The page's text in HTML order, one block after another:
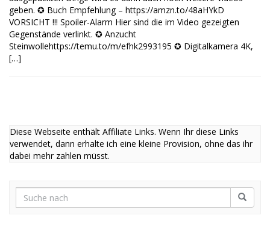
geben. ✪ Buch Empfehlung – https://amzn.to/48aHYkD
VORSICHT !!! Spoiler-Alarm Hier sind die im Video gezeigten
Gegenstände verlinkt. ✪ Anzucht
Steinwollehttps://temu.to/m/efhk2993195 ✪ Digitalkamera 4K,
[…]
Diese Webseite enthält Affiliate Links. Wenn Ihr diese Links
verwendet, dann erhalte ich eine kleine Provision, ohne das ihr
dabei mehr zahlen müsst.